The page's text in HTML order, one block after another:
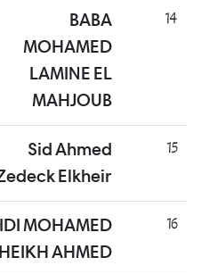
BABA
MOHAMED
LAMINE EL
MAHJOUB
Sid Ahmed
Zedeck Elkheir
SIDI MOHAMED
CHEIKH AHMED